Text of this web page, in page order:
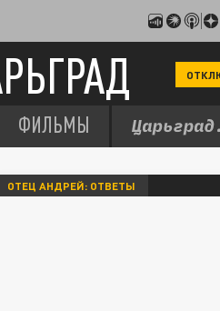
ФИЛЬМЫ
ОТЕЦ АНДРЕЙ: ОТВЕТЫ